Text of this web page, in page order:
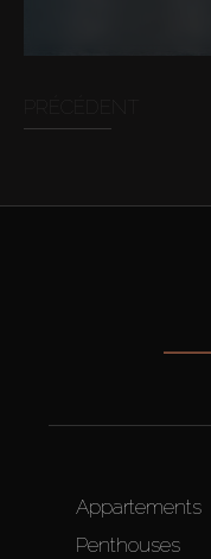
Appartements
Penthouses